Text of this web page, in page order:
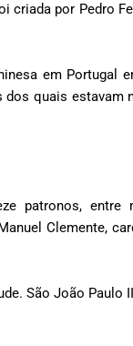
por Pedro
em Portugal
quais estavam
patronos, entre
Clemente,
São João Paulo